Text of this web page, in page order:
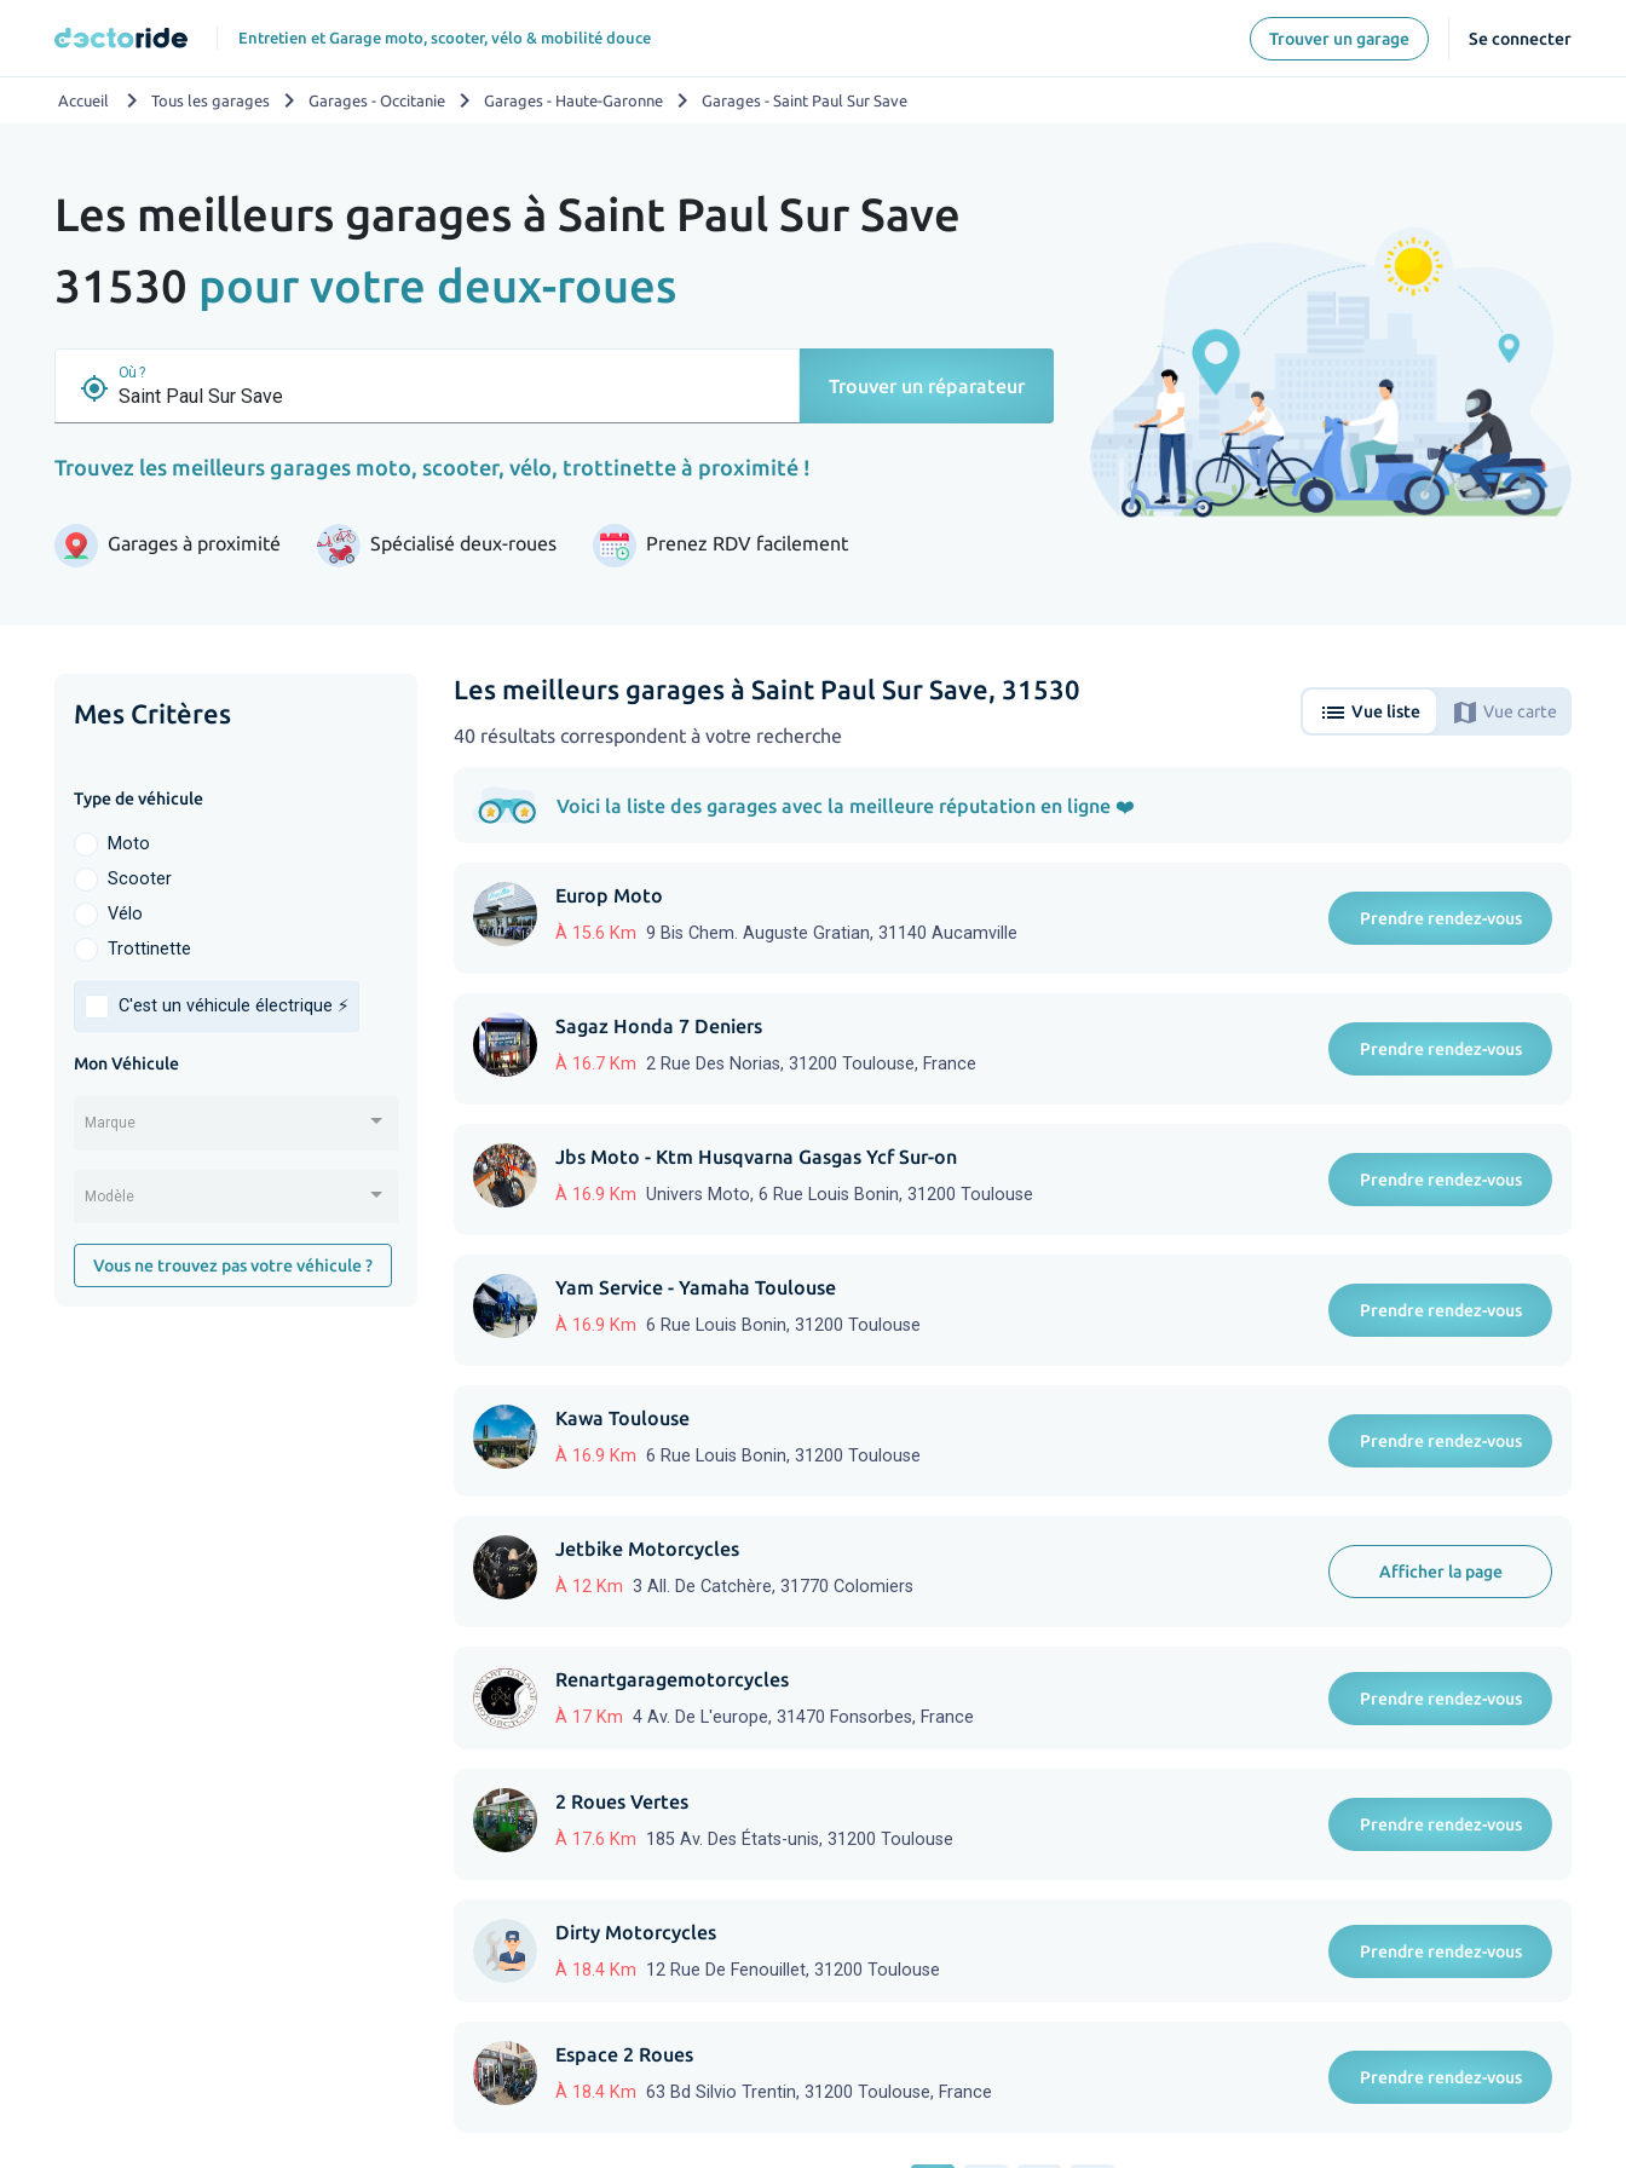
Entretien et Garage moto, scooter, vélo & mobilité douce Trouver un garage Se connecter
Accueil chevron_right Tous les garages chevron_right Garages - Occitanie chevron_right Garages - Haute-Garonne chevron_right Garages - Saint Paul Sur Save
Les meilleurs garages à Saint Paul Sur Save
31530 pour votre deux-roues
my_location
Où ?
Trouver un réparateur
Trouvez les meilleurs garages moto, scooter, vélo, trottinette à proximité !
Garages à proximité Spécialisé deux-roues Prenez RDV facilement
Mes Critères
Type de véhicule
Moto
Scooter
Vélo
Trottinette
C'est un véhicule électrique ⚡️
Mon Véhicule
Marque
Modèle
Vous ne trouvez pas votre véhicule ?
Les meilleurs garages à Saint Paul Sur Save, 31530
40 résultats correspondent à votre recherche
list Vue liste map Vue carte
Voici la liste des garages avec la meilleure réputation en ligne ❤️
Europ Moto
À 15.6 Km 9 Bis Chem. Auguste Gratian, 31140 Aucamville
Prendre rendez-vous
Sagaz Honda 7 Deniers
À 16.7 Km 2 Rue Des Norias, 31200 Toulouse, France
Prendre rendez-vous
Jbs Moto - Ktm Husqvarna Gasgas Ycf Sur-on
À 16.9 Km Univers Moto, 6 Rue Louis Bonin, 31200 Toulouse
Prendre rendez-vous
Yam Service - Yamaha Toulouse
À 16.9 Km 6 Rue Louis Bonin, 31200 Toulouse
Prendre rendez-vous
Kawa Toulouse
À 16.9 Km 6 Rue Louis Bonin, 31200 Toulouse
Prendre rendez-vous
Jetbike Motorcycles
À 12 Km 3 All. De Catchère, 31770 Colomiers
Afficher la page
Renartgaragemotorcycles
À 17 Km 4 Av. De L'europe, 31470 Fonsorbes, France
Prendre rendez-vous
2 Roues Vertes
À 17.6 Km 185 Av. Des États-unis, 31200 Toulouse
Prendre rendez-vous
Dirty Motorcycles
À 18.4 Km 12 Rue De Fenouillet, 31200 Toulouse
Prendre rendez-vous
Espace 2 Roues
À 18.4 Km 63 Bd Silvio Trentin, 31200 Toulouse, France
Prendre rendez-vous